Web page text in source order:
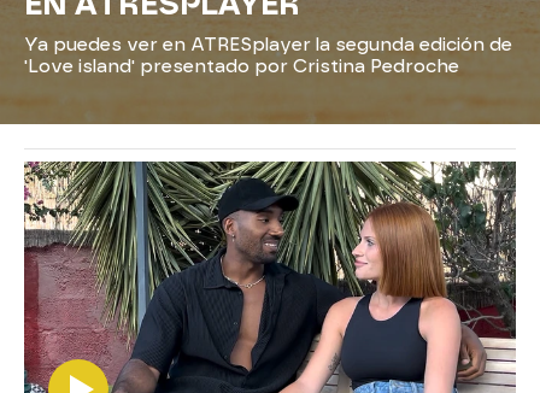
Ya puedes ver en ATRESplayer la segunda edición de
'Love island' presentado por Cristina Pedroche